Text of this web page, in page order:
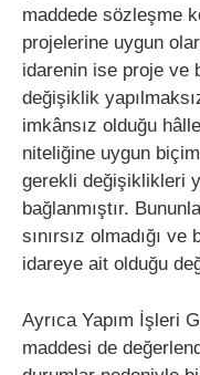
maddede sözleşme
projelerine uygun
idarenin ise proje ve
değişiklik
imkânsız olduğu
niteliğine uygun
gerekli değişiklikleri
bağlanmıştır.
sınırsız olmadığı
idareye ait olduğu
Ayrıca Yapım İşleri
maddesi de